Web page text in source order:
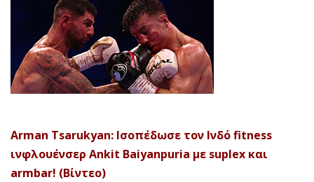
Arman Tsarukyan: Ισοπέδωσε τον Ινδό fitness
ινφλουένσερ Ankit Baiyanpuria με suplex και
armbar! (Βίντεο)